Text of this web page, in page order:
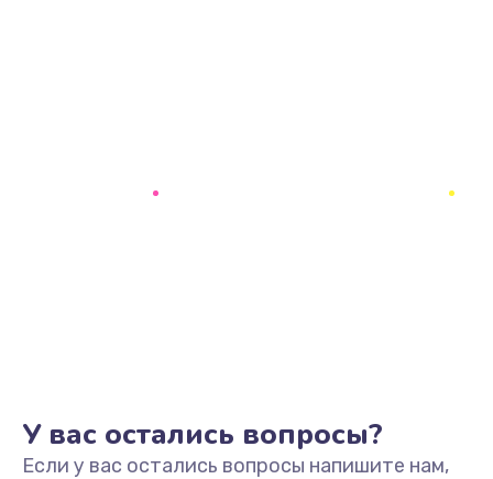
У вас остались вопросы?
Если у вас остались вопросы напишите нам,